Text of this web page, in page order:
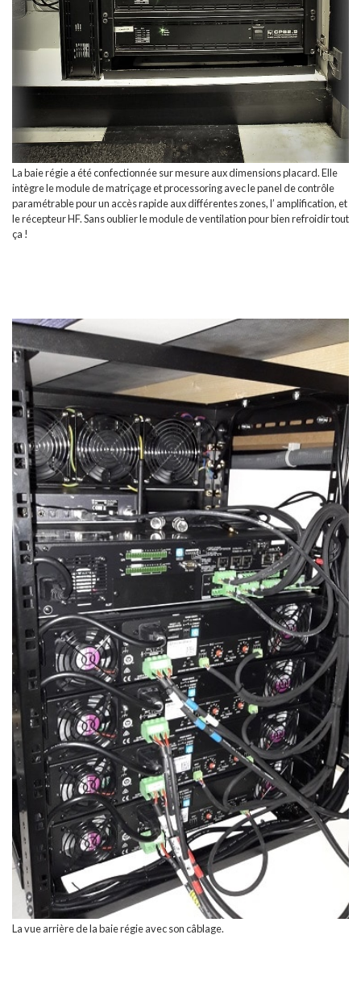
La baie régie a été confectionnée sur mesure aux dimensions placard. Elle
intègre le module de matriçage et processoring avec le panel de contrôle
paramétrable pour un accès rapide aux différentes zones, l’ amplification, et
le récepteur HF. Sans oublier le module de ventilation pour bien refroidir tout
ça !
La vue arrière de la baie régie avec son câblage.